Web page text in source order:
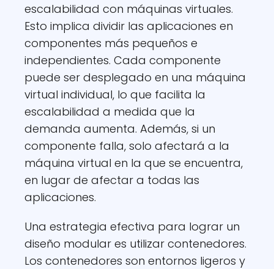
escalabilidad con máquinas virtuales.
Esto implica dividir las aplicaciones en
componentes más pequeños e
independientes. Cada componente
puede ser desplegado en una máquina
virtual individual, lo que facilita la
escalabilidad a medida que la
demanda aumenta. Además, si un
componente falla, solo afectará a la
máquina virtual en la que se encuentra,
en lugar de afectar a todas las
aplicaciones.
Una estrategia efectiva para lograr un
diseño modular es utilizar contenedores.
Los contenedores son entornos ligeros y